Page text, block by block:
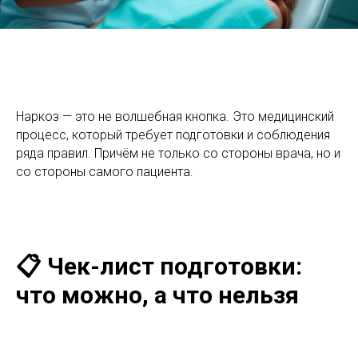
Наркоз — это не волшебная кнопка. Это медицинский
процесс, который требует подготовки и соблюдения
ряда правил. Причём не только со стороны врача, но и
со стороны самого пациента.
📋 Чек-лист подготовки:
что можно, а что нельзя